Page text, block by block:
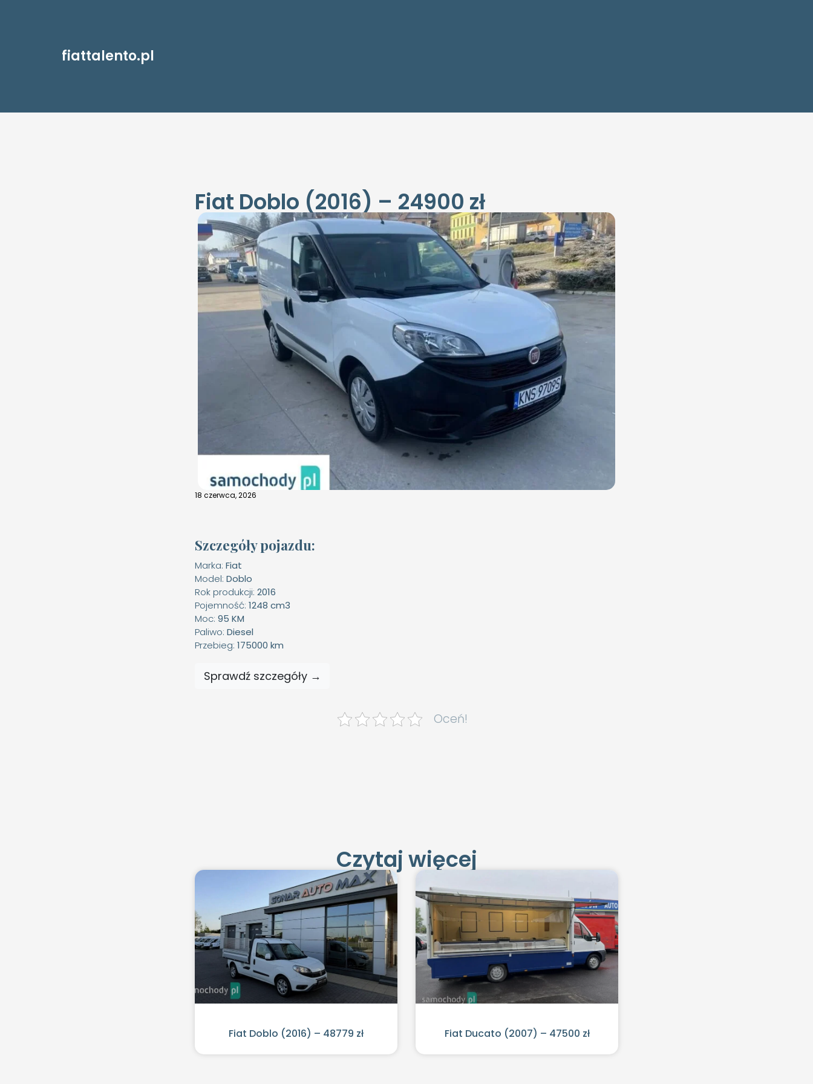
fiattalento.pl
Fiat Doblo (2016) – 24900 zł
18 czerwca, 2026
Szczegóły pojazdu:
Marka: Fiat
Model: Doblo
Rok produkcji: 2016
Pojemność: 1248 cm3
Moc: 95 KM
Paliwo: Diesel
Przebieg: 175000 km
Sprawdź szczegóły →
Oceń!
Czytaj więcej
Fiat Doblo (2016) – 48779 zł Fiat Ducato (2007) – 47500 zł